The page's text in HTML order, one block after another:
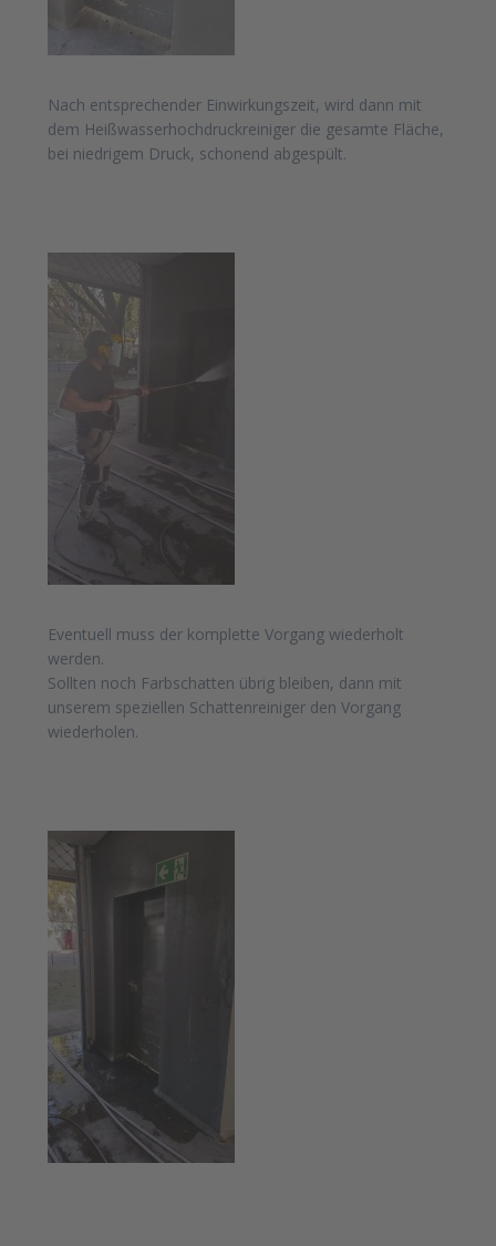
Nach entsprechender Einwirkungszeit, wird dann mit
dem Heißwasserhochdruckreiniger die gesamte Fläche,
bei niedrigem Druck, schonend abgespült.
Eventuell muss der komplette Vorgang wiederholt
werden.
Sollten noch Farbschatten übrig bleiben, dann mit
unserem speziellen Schattenreiniger den Vorgang
wiederholen.